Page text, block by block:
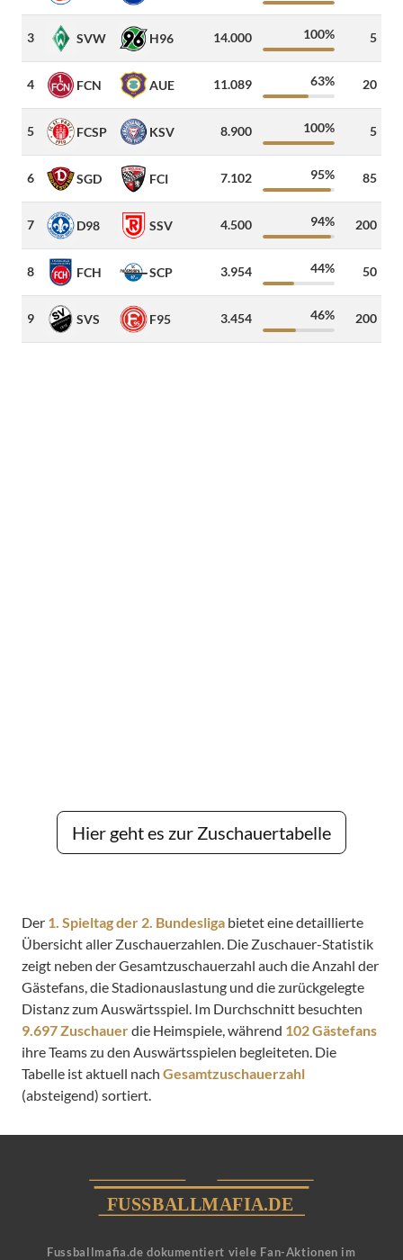
3 SVW H96 14.000 100% 5
4 FCN AUE 11.089 63% 20
5 FCSP KSV 8.900 100% 5
6 SGD FCI 7.102 95% 85
7 D98 SSV 4.500 94% 200
8 FCH SCP 3.954 44% 50
9 SVS F95 3.454 46% 200
Hier geht es zur Zuschauertabelle
Der 1. Spieltag der 2. Bundesliga bietet eine detaillierte
Übersicht aller Zuschauerzahlen. Die Zuschauer-Statistik
zeigt neben der Gesamtzuschauerzahl auch die Anzahl der
Gästefans, die Stadionauslastung und die zurückgelegte
Distanz zum Auswärtsspiel. Im Durchschnitt besuchten
9.697 Zuschauerdie Heimspiele, während 102 Gästefans
ihre Teams zu den Auswärtsspielen begleiteten. Die
Tabelle ist aktuell nach Gesamtzuschauerzahl
(absteigend) sortiert.
Fussballmafia.de dokumentiert viele Fan-Aktionen im